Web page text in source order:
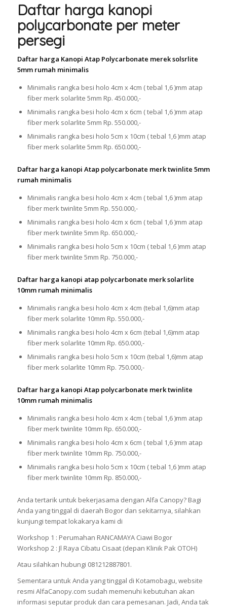
Daftar harga kanopi
polycarbonate per meter
persegi
Daftar harga Kanopi Atap Polycarbonate merek solsrlite
5mm rumah minimalis
Minimalis rangka besi holo 4cm x 4cm ( tebal 1,6 )mm atap
fiber merk solarlite 5mm Rp. 450.000,-
Minimalis rangka besi holo 4cm x 6cm ( tebal 1,6 )mm atap
fiber merk solarlite 5mm Rp. 550.000,-
Minimalis rangka besi holo 5cm x 10cm ( tebal 1,6 )mm atap
fiber merk solarlite 5mm Rp. 650.000,-
Daftar harga kanopi Atap polycarbonate merk twinlite 5mm
rumah minimalis
Minimalis rangka besi holo 4cm x 4cm ( tebal 1,6 )mm atap
fiber merk twinlite 5mm Rp. 550.000,-
Minimalis rangka besi holo 4cm x 6cm ( tebal 1,6 )mm atap
fiber merk twinlite 5mm Rp. 650.000,-
Minimalis rangka besi holo 5cm x 10cm ( tebal 1,6 )mm atap
fiber merk twinlite 5mm Rp. 750.000,-
Daftar harga kanopi atap polycarbonate merk solarlite
10mm rumah minimalis
Minimalis rangka besi holo 4cm x 4cm (tebal 1,6)mm atap
fiber merk solarlite 10mm Rp. 550.000,-
Minimalis rangka besi holo 4cm x 6cm (tebal 1,6)mm atap
fiber merk solarlite 10mm Rp. 650.000,-
Minimalis rangka besi holo 5cm x 10cm (tebal 1,6)mm atap
fiber merk solarlite 10mm Rp. 750.000,-
Daftar harga kanopi Atap polycarbonate merk twinlite
10mm rumah minimalis
Minimalis rangka besi holo 4cm x 4cm ( tebal 1,6 )mm atap
fiber merk twinlite 10mm Rp. 650.000,-
Minimalis rangka besi holo 4cm x 6cm ( tebal 1,6 )mm atap
fiber merk twinlite 10mm Rp. 750.000,-
Minimalis rangka besi holo 5cm x 10cm ( tebal 1,6 )mm atap
fiber merk twinlite 10mm Rp. 850.000,-
Anda tertarik untuk bekerjasama dengan Alfa Canopy? Bagi
Anda yang tinggal di daerah Bogor dan sekitarnya, silahkan
kunjungi tempat lokakarya kami di
Workshop 1 : Perumahan RANCAMAYA Ciawi Bogor
Workshop 2 : Jl Raya Cibatu Cisaat (depan Klinik Pak OTOH)
Atau silahkan hubungi 081212887801.
Sementara untuk Anda yang tinggal di Kotamobagu, website
resmi AlfaCanopy.com sudah memenuhi kebutuhan akan
informasi seputar produk dan cara pemesanan. Jadi, Anda tak